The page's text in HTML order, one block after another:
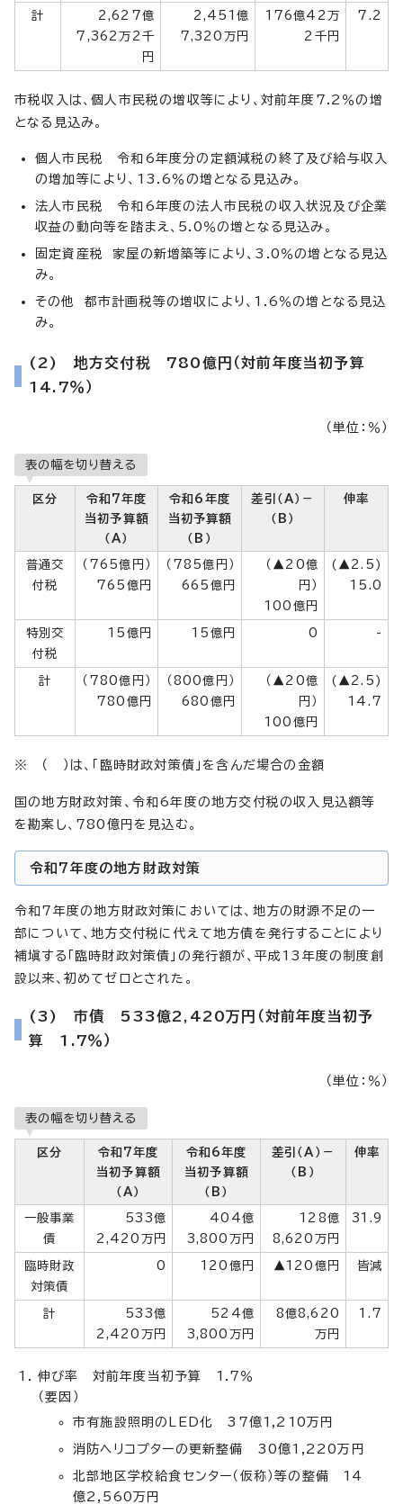
計
2,627億
7,362万2千
円
2,451億
7,320万円
176億42万
2千円
7.2
市税収入は、個人市民税の増収等により、対前年度7.2％の増
となる見込み。
個人市民税 令和6年度分の定額減税の終了及び給与収入
の増加等により、13.6％の増となる見込み。
法人市民税 令和6年度の法人市民税の収入状況及び企業
収益の動向等を踏まえ、5.0％の増となる見込み。
固定資産税 家屋の新増築等により、3.0％の増となる見込
み。
その他 都市計画税等の増収により、1.6％の増となる見込
み。
(2) 地方交付税 780億円（対前年度当初予算
14.7％）
（単位：％）
表の幅を切り替える
区分
令和7年度
当初予算額
（A）
令和6年度
当初予算額
（B）
差引（A）－
（B）
伸率
普通交
付税
（765億円）
765億円
（785億円）
665億円
（▲20億
円）
100億円
(▲2.5)
15.0
特別交
付税
15億円 15億円 0 -
計
（780億円）
780億円
（800億円）
680億円
（▲20億
円）
100億円
(▲2.5)
14.7
※ （ ）は、「臨時財政対策債」を含んだ場合の金額
国の地方財政対策、令和6年度の地方交付税の収入見込額等
を勘案し、780億円を見込む。
令和7年度の地方財政対策
令和7年度の地方財政対策においては、地方の財源不足の一
部について、地方交付税に代えて地方債を発行することにより
補塡する「臨時財政対策債」の発行額が、平成13年度の制度創
設以来、初めてゼロとされた。
(3) 市債 533億2,420万円（対前年度当初予
算 1.7％）
（単位：％）
表の幅を切り替える
区分
令和7年度
当初予算額
（A）
令和6年度
当初予算額
（B）
差引（A）－
（B）
伸率
一般事業
債
533億
2,420万円
404億
3,800万円
128億
8,620万円
31.9
臨時財政
対策債
0 120億円 ▲120億円 皆減
計
533億
2,420万円
524億
3,800万円
8億8,620
万円
1.7
伸び率 対前年度当初予算 1.7％
（要因）
市有施設照明のLED化 37億1,210万円
消防ヘリコプターの更新整備 30億1,220万円
北部地区学校給食センター（仮称）等の整備 14
億2,560万円